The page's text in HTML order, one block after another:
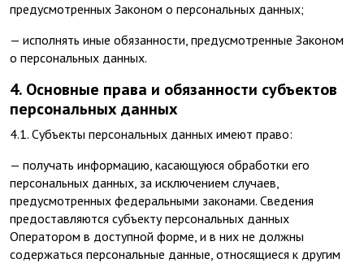
предусмотренных Законом о персональных данных;
— исполнять иные обязанности, предусмотренные Законом
о персональных данных.
4. Основные права и обязанности субъектов
персональных данных
4.1. Субъекты персональных данных имеют право:
— получать информацию, касающуюся обработки его
персональных данных, за исключением случаев,
предусмотренных федеральными законами. Сведения
предоставляются субъекту персональных данных
Оператором в доступной форме, и в них не должны
содержаться персональные данные, относящиеся к другим